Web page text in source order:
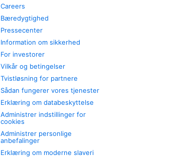
Careers
Bæredygtighed
Pressecenter
Information om sikkerhed
For investorer
Vilkår og betingelser
Tvistløsning for partnere
Sådan fungerer vores tjenester
Erklæring om databeskyttelse
Administrer indstillinger for
cookies
Administrer personlige
anbefalinger
Erklæring om moderne slaveri